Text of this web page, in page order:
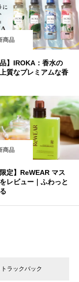
商品
品】IROKA：香水の
質なプレミアムな香
商品
限定】ReWEAR マス
レビュー｜ふわっと
ラックバック